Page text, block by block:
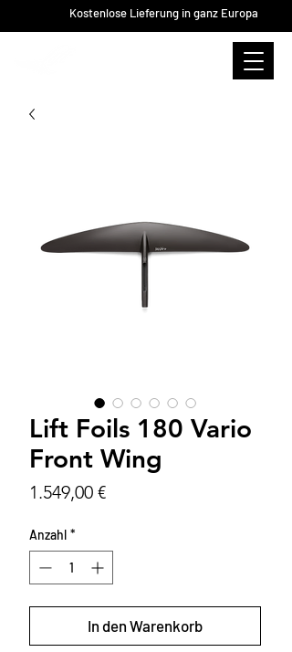
Kostenlose Lieferung in ganz Europa
Lift Foils 180 Vario
Front Wing
1.549,00 €Preis
Anzahl *
In den Warenkorb